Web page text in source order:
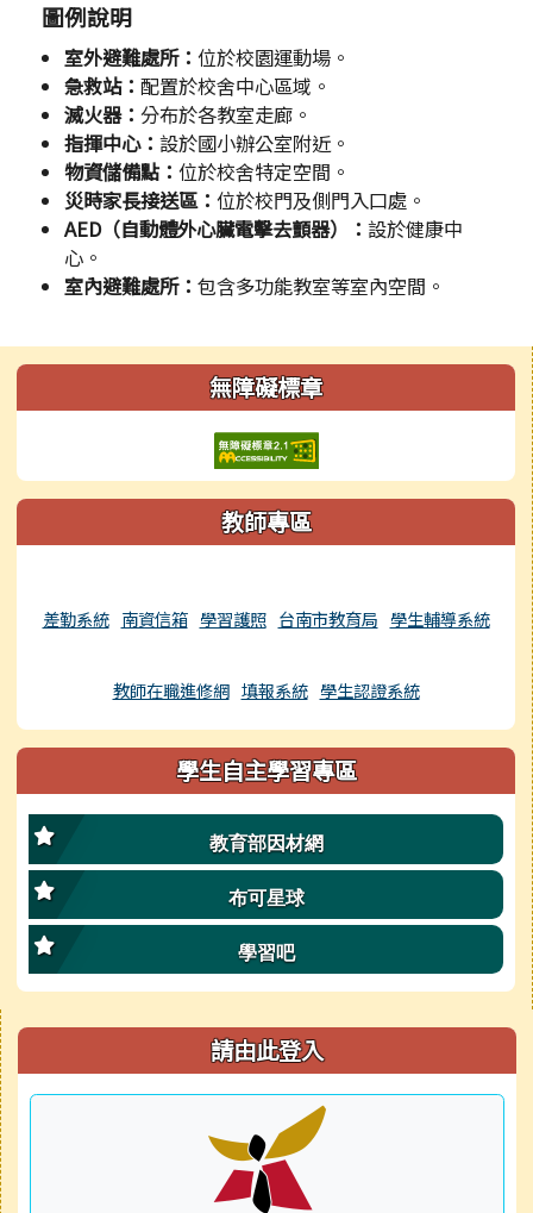
圖例說明
室外避難處所： 位於校園運動場。
急救站： 配置於校舍中心區域。
滅火器： 分布於各教室走廊。
指揮中心： 設於國小辦公室附近。
物資儲備點： 位於校舍特定空間。
災時家長接送區： 位於校門及側門入口處。
AED（自動體外心臟電擊去顫器）： 設於健康中
心。
室內避難處所： 包含多功能教室等室內空間。
左邊區域內容 無障礙標章
教師專區
差勤系統 南資信箱 學習護照 台南市教育局 學生輔導系統
教師在職進修網 填報系統 學生認證系統
學生自主學習專區
教育部因材網
布可星球
學習吧
右邊區域內容 請由此登入